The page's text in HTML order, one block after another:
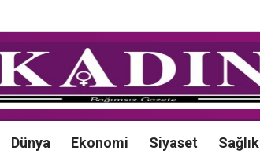
Dünya Ekonomi Siyaset Sağlık